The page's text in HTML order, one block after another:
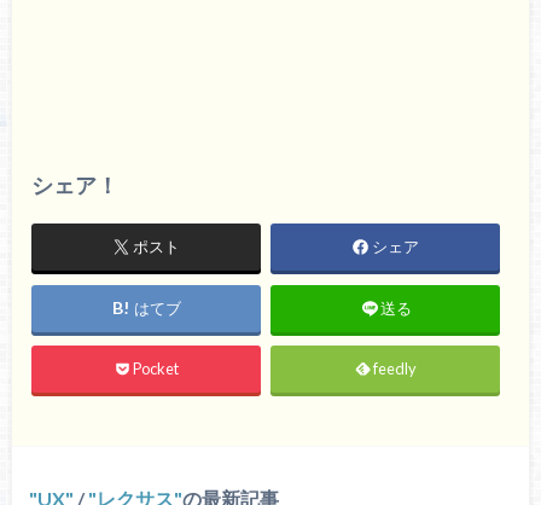
シェア！
ポスト シェア
はてブ 送る
Pocket feedly
UX / レクサス の最新記事